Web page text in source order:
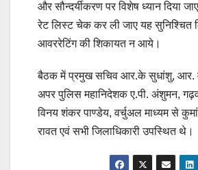
और सौन्दर्यीकरण पर विशेष ध्यान दिया
रेट लिस्ट चेक कर ली जाए यह सुनिश्चित
आवररेटिंग की शिकायत न आये।
बैठक में प्रमुख सचिव आर.के सुधांशु, आर.
अपर पुलिस महानिदेशक ए.पी. अंशुमन,
विनय शंकर पाण्डेय, वर्चुअल माध्यम से
रावत एवं सभी जिलाधिकारी उपस्थित थे।